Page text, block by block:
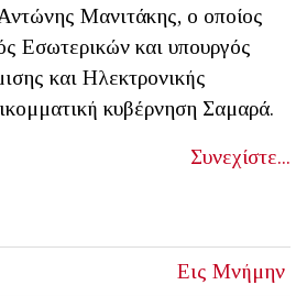
Μανιτάκης, ο οποίος
Εσωτερικών και υπουργός
και Ηλεκτρονικής
κυβέρνηση Σαμαρά.
Συνεχίστε...
Εις Μνήμην